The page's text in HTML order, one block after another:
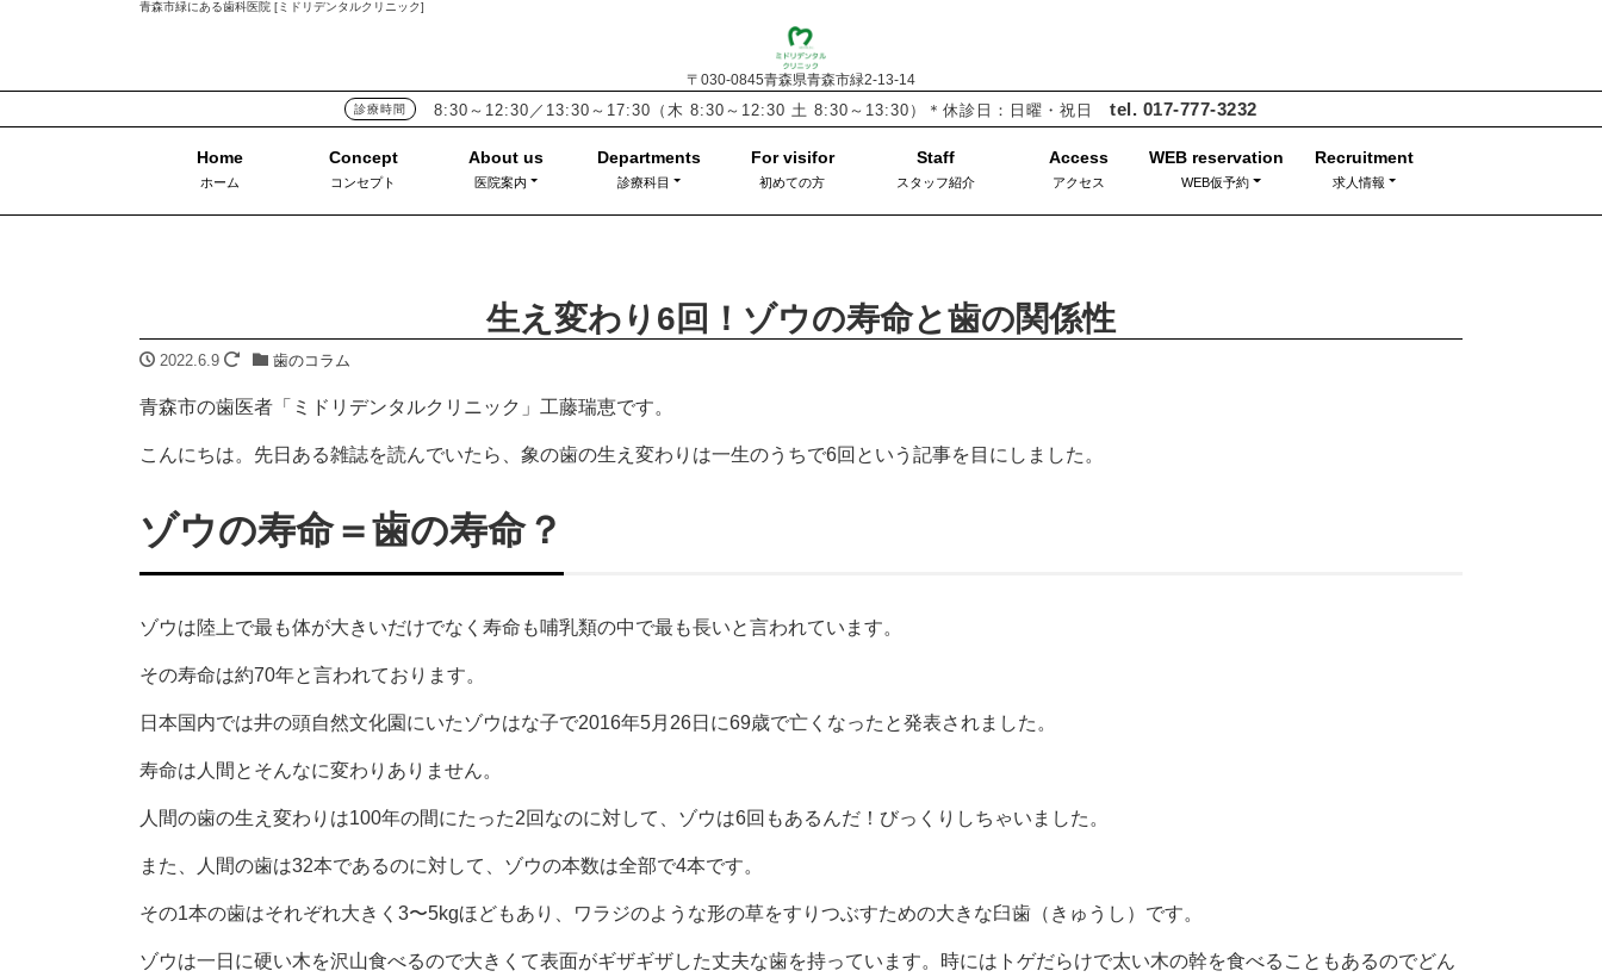
青森市緑にある歯科医院 [ミドリデンタルクリニック]
〒030-0845青森県青森市緑2-13-14
診療時間 8:30～12:30／13:30～17:30 （木 8:30～12:30 土 8:30～13:30） ＊休診日：日曜・祝日tel. 017-777-3232
ホーム コンセプト 医院案内 診療科目 初めての方 スタッフ紹介 アクセス WEB仮予約 求人情報
生え変わり6回！ゾウの寿命と歯の関係性
2022.6.9 歯のコラム
青森市の歯医者「ミドリデンタルクリニック」工藤瑞恵です。
こんにちは。先日ある雑誌を読んでいたら、象の歯の生え変わりは一生のうちで6回という記事を目にしました。
ゾウの寿命＝歯の寿命？
ゾウは陸上で最も体が大きいだけでなく寿命も哺乳類の中で最も長いと言われています。
その寿命は約70年と言われております。
日本国内では井の頭自然文化園にいたゾウはな子で2016年5月26日に69歳で亡くなったと発表されました。
寿命は人間とそんなに変わりありません。
人間の歯の生え変わりは100年の間にたった2回なのに対して、ゾウは6回もあるんだ！びっくりしちゃいました。
また、人間の歯は32本であるのに対して、ゾウの本数は全部で4本です。
その1本の歯はそれぞれ大きく3〜5kgほどもあり、ワラジのような形の草をすりつぶすための大きな臼歯（きゅうし）です。
ゾウは一日に硬い木を沢山食べるので大きくて表面がギザギザした丈夫な歯を持っています。時にはトゲだらけで太い木の幹を食べることもあるのでどん